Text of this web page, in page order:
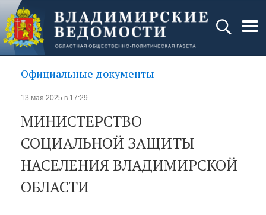
Официальные документы
13 мая 2025 в 17:29
МИНИСТЕРСТВО
СОЦИАЛЬНОЙ ЗАЩИТЫ
НАСЕЛЕНИЯ ВЛАДИМИРСКОЙ
ОБЛАСТИ